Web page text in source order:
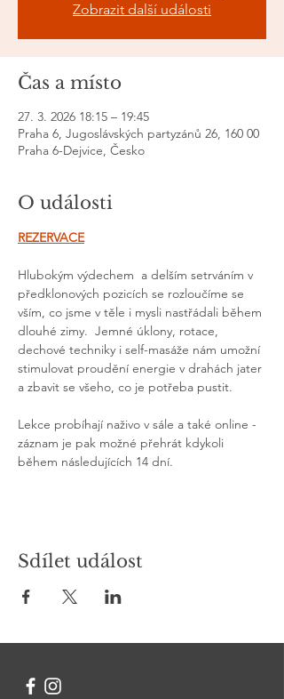
Zobrazit další události
Čas a místo
27. 3. 2026 18:15 – 19:45
Praha 6, Jugoslávských partyzánů 26, 160 00
Praha 6-Dejvice, Česko
O události
REZERVACE
Hlubokým výdechem  a delším setrváním v
předklonových pozicích se rozloučíme se
vším, co jsme v těle i mysli nastřádali během
dlouhé zimy.  Jemné úklony, rotace,
dechové techniky i self-masáže nám umožní
stimulovat proudění energie v drahách jater
a zbavit se všeho, co je potřeba pustit.
Lekce probíhají naživo v sále a také online -
záznam je pak možné přehrát kdykoli
během následujících 14 dní.
Sdílet událost